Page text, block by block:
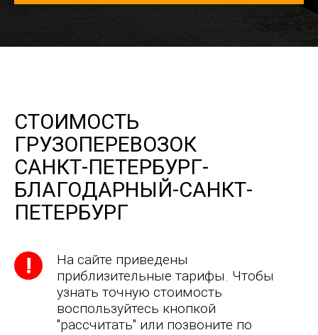
СТОИМОСТЬ
ГРУЗОПЕРЕВОЗОК
САНКТ-ПЕТЕРБУРГ-
БЛАГОДАРНЫЙ-САНКТ-
ПЕТЕРБУРГ
На сайте приведены
приблизительные тарифы. Чтобы
узнать точную стоимость
воспользуйтесь кнопкой
"рассчитать" или позвоните по